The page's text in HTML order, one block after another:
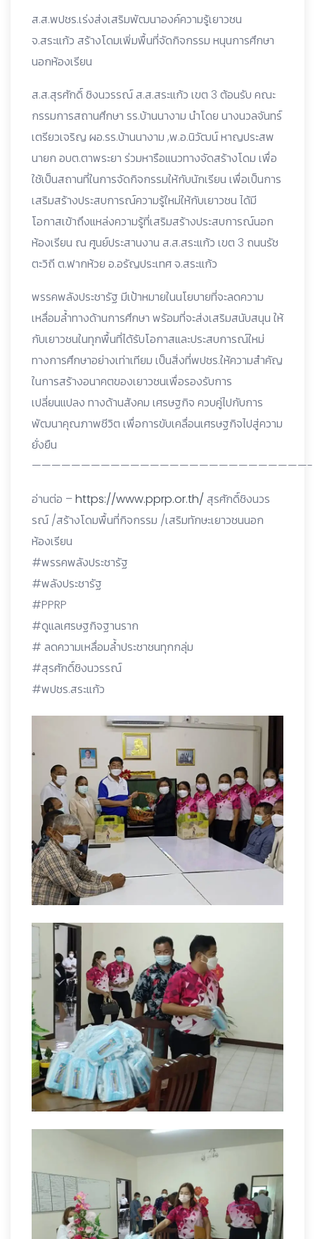
ส.ส.พปชร.เร่งส่งเสริมพัฒนาองค์ความรู้เยาวชน
จ.สระแก้ว สร้างโดมเพิ่มพื้นที่จัดกิจกรรม หนุนการศึกษา
นอกห้องเรียน
ส.ส.สุรศักดิ์ ชิงนวรรณ์ ส.ส.สระแก้ว เขต 3 ต้อนรับ คณะ
กรรมการสถานศึกษา รร.บ้านนางาม นำโดย นางนวลจันทร์
เตรียวเจริญ ผอ.รร.บ้านนางาม ,พ.อ.นิวัฒน์ หาญประสพ
นายก อบต.ตาพระยา ร่วมหารือแนวทางจัดสร้างโดม เพื่อ
ใช้เป็นสถานที่ในการจัดกิจกรรมให้กับนักเรียน เพื่อเป็นการ
เสริมสร้างประสบการณ์ความรู้ใหม่ให้กับเยาวชน ได้มี
โอกาสเข้าถึงแหล่งความรู้ที่เสริมสร้างประสบการณ์นอก
ห้องเรียน ณ ศูนย์ประสานงาน ส.ส.สระแก้ว เขต 3 ถนนรัช
ตะวิถี ต.ฟากห้วย อ.อรัญประเทศ จ.สระแก้ว
พรรคพลังประชารัฐ มีเป้าหมายในนโยบายที่จะลดความ
เหลื่อมล้ำทางด้านการศึกษา พร้อมที่จะส่งเสริมสนับสนุน ให้
กับเยาวชนในทุกพื้นที่ได้รับโอกาสและประสบการณ์ใหม่
ทางการศึกษาอย่างเท่าเทียม เป็นสิ่งที่พปชร.ให้ความสำคัญ
ในการสร้างอนาคตของเยาวชนเพื่อรองรับการ
เปลี่ยนแปลง ทางด้านสังคม เศรษฐกิจ ควบคู่ไปกับการ
พัฒนาคุณภาพชีวิต เพื่อการขับเคลื่อนเศรษฐกิจไปสู่ความ
ยั่งยืน
————————————————————————————-
อ่านต่อ –https://www.pprp.or.th/ สุรศักดิ์ชิงนวร
รณ์ /สร้างโดมพื้นที่กิจกรรม /เสริมทักษะเยาวชนนอก
ห้องเรียน
#พรรคพลังประชารัฐ
#พลังประชารัฐ
#PPRP
#ดูแลเศรษฐกิจฐานราก
# ลดความเหลื่อมล้ำประชาชนทุกกลุ่ม
#สุรศักดิ์ชิงนวรรณ์
#พปชร.สระแก้ว